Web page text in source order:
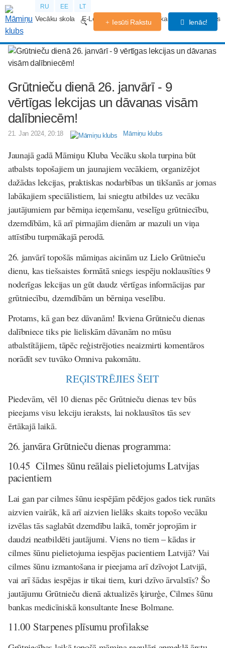
RU EE LT
Vecāku skola E-Lekcijas Grūtniecības kalendārs Forums
Iesūti Rakstu Ienāc!
Grūtnieču dienā 26. janvārī - 9
vērtīgas lekcijas un dāvanas visām
dalībniecēm!
21. Jan 2024, 20:18 Māmiņu klubs
Jaunajā gadā Māmiņu Kluba Vecāku skola turpina būt
atbalsts topošajiem un jaunajiem vecākiem, organizējot
dažādas lekcijas, praktiskas nodarbības un tikšanās ar jomas
labākajiem speciālistiem, lai sniegtu atbildes uz vecāku
jautājumiem par bērniņa ieņemšanu, veselīgu grūtniecību,
dzemdībām, kā arī pirmajām dienām ar mazuli un viņa
attīstību turpmākajā perodā.
26. janvārī topošās māmiņas aicinām uz Lielo Grūtnieču
dienu, kas tiešsaistes formātā sniegs iespēju noklausīties 9
noderīgas lekcijas un gūt daudz vērtīgas informācijas par
grūtniecību, dzemdībām un bērniņa veselību.
Protams, kā gan bez dāvanām! Ikviena Grūtnieču dienas
dalībniece tiks pie lieliskām dāvanām no mūsu
atbalstītājiem, tāpēc reģistrējoties neaizmirti komentāros
norādīt sev tuvāko Omniva pakomātu.
REĢISTRĒJIES ŠEIT
Piedevām, vēl 10 dienas pēc Grūtnieču dienas tev būs
pieejams visu lekciju ieraksts, lai noklausītos tās sev
ērtākajā laikā.
26. janvāra Grūtnieču dienas programma:
10.45 Cilmes šūnu reālais pielietojums Latvijas
pacientiem
Lai gan par cilmes šūnu iespējām pēdējos gados tiek runāts
aizvien vairāk, kā arī aizvien lielāks skaits topošo vecāku
izvēlas tās saglabāt dzemdību laikā, tomēr joprojām ir
daudzi neatbildēti jautājumi. Viens no tiem – kādas ir
cilmes šūnu pielietojuma iespējas pacientiem Latvijā? Vai
cilmes šūnu izmantošana ir pieejama arī dzīvojot Latvijā,
vai arī šādas iespējas ir tikai tiem, kuri dzīvo ārvalstīs? Šo
jautājumu Grūtnieču dienā aktualizēsķirurģe, Cilmes šūnu
bankas medicīniskā konsultante Inese Bolmane.
11.00 Starpenes plīsumu profilakse